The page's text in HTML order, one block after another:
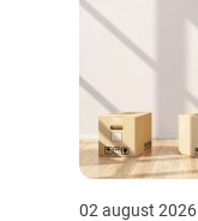
02 august 2026